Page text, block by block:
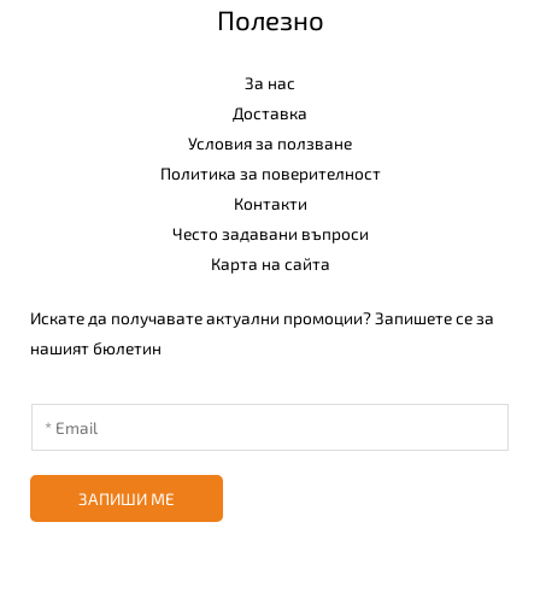
Полезно
За нас
Доставка
Условия за ползване
Политика за поверителност
Контакти
Често задавани въпроси
Карта на сайта
Искате да получавате актуални промоции? Запишете се за
нашият бюлетин
ЗАПИШИ МЕ